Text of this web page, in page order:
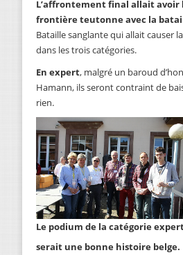
L’affrontement final allait avoir
frontière teutonne avec la
Bataille sanglante qui allait causer
dans les trois catégories.
En expert, malgré un baroud
Hamann, ils seront contraint de
rien.
Le podium de la catégorie
serait une bonne histoire belge.